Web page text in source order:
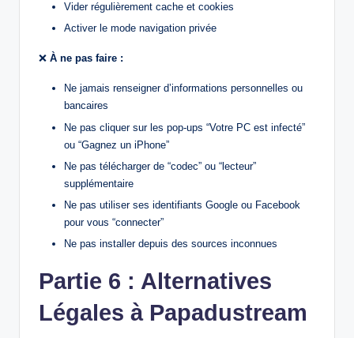
Vider régulièrement cache et cookies
Activer le mode navigation privée
❌ À ne pas faire :
Ne jamais renseigner d’informations personnelles ou
bancaires
Ne pas cliquer sur les pop-ups “Votre PC est infecté”
ou “Gagnez un iPhone”
Ne pas télécharger de “codec” ou “lecteur”
supplémentaire
Ne pas utiliser ses identifiants Google ou Facebook
pour vous “connecter”
Ne pas installer depuis des sources inconnues
Partie 6 : Alternatives
Légales à Papadustream